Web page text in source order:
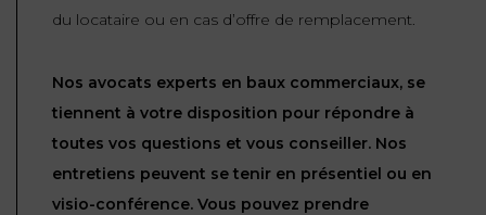
du locataire ou en cas d’offre de remplacement.
Nos avocats experts en baux commerciaux, se
tiennent à votre disposition pour répondre à
toutes vos questions et vous conseiller. Nos
entretiens peuvent se tenir en présentiel ou en
visio-conférence. Vous pouvez prendre